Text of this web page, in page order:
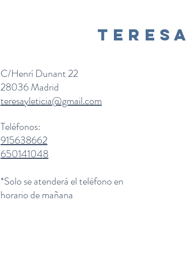
C/Henrí Dunant 22
28036 Madrid
teresayleticia@gmail.com
Teléfonos:
915638662
650141048
*Solo se atenderá el teléfono en
horario de mañana